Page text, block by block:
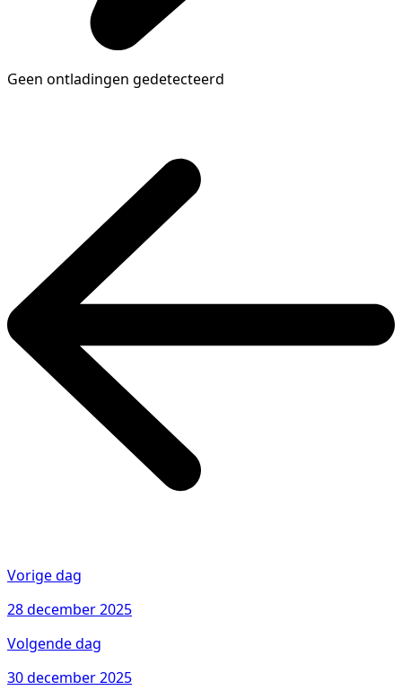
Geen ontladingen gedetecteerd
Vorige dag
28 december 2025
Volgende dag
30 december 2025